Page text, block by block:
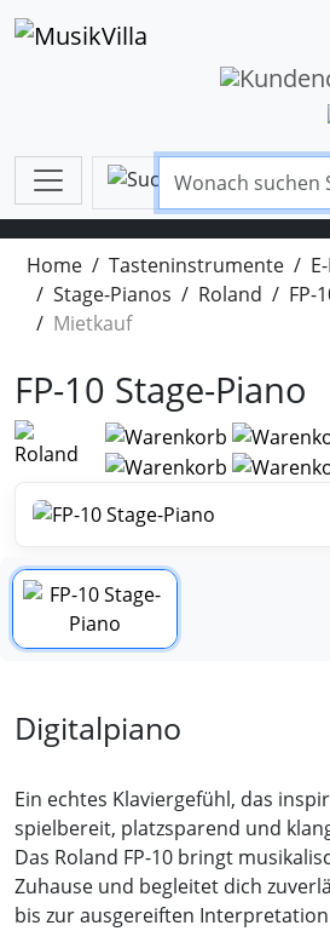
Home Tasteninstrumente
Stage-Pianos
Roland
FP-
Mietkauf
FP-10 Stage-Piano
Digitalpiano
Ein echtes Klaviergefühl, das
spielbereit, platzsparend und
Das Roland FP-10 bringt
Zuhause und begleitet dich
bis zur ausgereiften